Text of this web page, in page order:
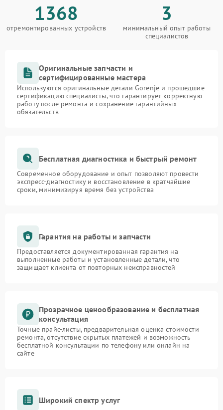
1368
отремонтированных устройств
3
минимальный опыт работы
специалистов
Оригинальные запчасти и
сертифицированные мастера
Используются оригинальные детали Gorenje и прошедшие
сертификацию специалисты, что гарантирует корректную
работу после ремонта и сохранение гарантийных
обязательств
Бесплатная диагностика и быстрый ремонт
Современное оборудование и опыт позволяют провести
экспресс-диагностику и восстановление в кратчайшие
сроки, минимизируя время без устройства
Гарантия на работы и запчасти
Предоставляется документированная гарантия на
выполненные работы и установленные детали, что
защищает клиента от повторных неисправностей
Прозрачное ценообразование и бесплатная
консультация
Точные прайс-листы, предварительная оценка стоимости
ремонта, отсутствие скрытых платежей и возможность
бесплатной консультации по телефону или онлайн на
сайте
Широкий спектр услуг